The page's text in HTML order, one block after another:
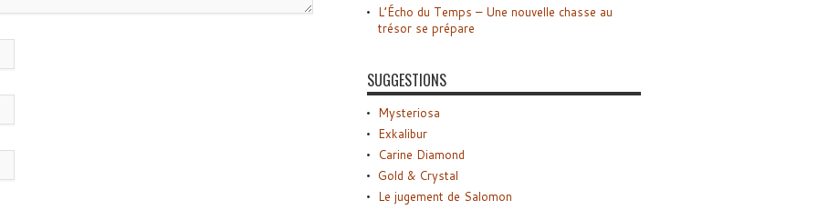
L’Écho du Temps – Une nouvelle chasse au
trésor se prépare
SUGGESTIONS
Mysteriosa
Exkalibur
Carine Diamond
Gold & Crystal
Le jugement de Salomon